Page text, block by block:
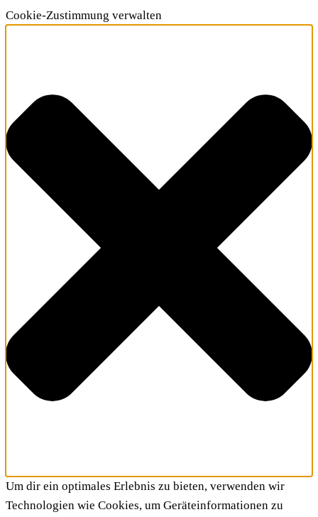
Cookie-Zustimmung verwalten
Um dir ein optimales Erlebnis zu bieten, verwenden wir
Technologien wie Cookies, um Geräteinformationen zu